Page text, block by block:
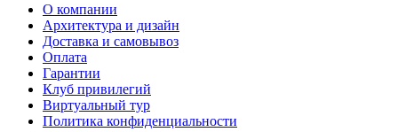
О компании
Архитектура и дизайн
Доставка и самовывоз
Оплата
Гарантии
Клуб привилегий
Виртуальный тур
Политика конфиденциальности